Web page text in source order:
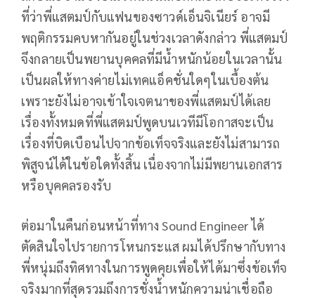
ที่ว่าพี่แสตมป์กับแฟนของซาวด์เอ็นจิเนียร์ อาจมี
พฤติกรรมคบหากันอยู่ในช่วงเวลาดังกล่าว พี่แสตมป์
จึงกลายเป็นพยานบุคคลที่มีน้ำหนักน้อยในเวลานั้น
เป็นผลให้ทางค่ายไม่เทคแอ็คชั่นใดๆในเบื้องต้น
เพราะยังไม่อาจเข้าใจเจตนาของพี่แสตมป์ได้เลย
เรื่องทั้งหมดที่พี่แสตมป์พูดบนเวทีมีโอกาสจะเป็น
เรื่องที่บิดเบือนไปจากข้อเท็จจริงและยังไม่สามารถ
พิสูจน์ได้ในข้อใดทั้งสิ้น เนื่องจากไม่มีพยานเอกสาร
หรือบุคคลรองรับ
ต่อมาในคืนก่อนหน้าที่ทาง Sound Engineer ได้
ตัดสินใจไปรายการโหนกระแส ผมได้ปรึกษากับทาง
พี่หนุ่มถึงทิศทางในการพูดคุยเพื่อให้ได้มาซึ่งข้อเท็จ
จริงมากที่สุดรวมถึงการชั่งน้ำหนักความน่าเชื่อถือ